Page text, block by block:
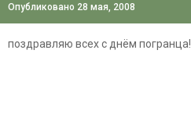
Опубликовано 28 мая, 2008
поздравляю всех с днём